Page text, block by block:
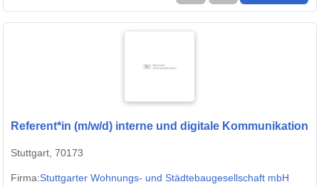
Referent*in (m/w/d) interne und digitale Kommunikation
Stuttgart, 70173
Firma:Stuttgarter Wohnungs- und Städtebaugesellschaft mbH